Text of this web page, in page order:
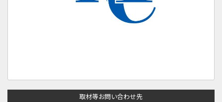
取材等お問い合わせ先